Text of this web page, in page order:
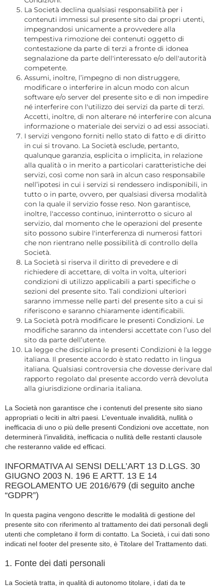
La Società declina qualsiasi responsabilità per i
contenuti immessi sul presente sito dai propri utenti,
impegnandosi unicamente a provvedere alla
tempestiva rimozione dei contenuti oggetto di
contestazione da parte di terzi a fronte di idonea
segnalazione da parte dell'interessato e/o dell'autorità
competente.
Assumi, inoltre, l’impegno di non distruggere,
modificare o interferire in alcun modo con alcun
software e/o server del presente sito e di non impedire
né interferire con l'utilizzo dei servizi da parte di terzi.
Accetti, inoltre, di non alterare né interferire con alcuna
informazione o materiale dei servizi o ad essi associati.
I servizi vengono forniti nello stato di fatto e di diritto
in cui si trovano. La Società esclude, pertanto,
qualunque garanzia, esplicita o implicita, in relazione
alla qualità o in merito a particolari caratteristiche dei
servizi, così come non sarà in alcun caso responsabile
nell’ipotesi in cui i servizi si rendessero indisponibili, in
tutto o in parte, ovvero, per qualsiasi diversa modalità
con la quale il servizio fosse reso. Non garantisce,
inoltre, l'accesso continuo, ininterrotto o sicuro al
servizio, dal momento che le operazioni del presente
sito possono subire l'interferenza di numerosi fattori
che non rientrano nelle possibilità di controllo della
Società.
La Società si riserva il diritto di prevedere e di
richiedere di accettare, di volta in volta, ulteriori
condizioni di utilizzo applicabili a parti specifiche o
sezioni del presente sito. Tali condizioni ulteriori
saranno immesse nelle parti del presente sito a cui si
riferiscono e saranno chiaramente identificabili.
La Società potrà modificare le presenti Condizioni. Le
modifiche saranno da intendersi accettate con l’uso del
sito da parte dell’utente.
La legge che disciplina le presenti Condizioni è la legge
italiana. Il presente accordo è stato redatto in lingua
italiana. Qualsiasi controversia che dovesse derivare dal
rapporto regolato dal presente accordo verrà devoluta
alla giurisdizione ordinaria italiana.
La Società non garantisce che i contenuti del presente sito siano
appropriati o leciti in altri paesi. L’eventuale invalidità, nullità o
inefficacia di uno o più delle presenti Condizioni ove accettate, non
determinerà l’invalidità, inefficacia o nullità delle restanti clausole
che resteranno valide ed efficaci.
INFORMATIVA AI SENSI DELL’ART 13 D.LGS. 30
GIUGNO 2003 N. 196 E ARTT. 13 E 14
REGOLAMENTO UE 2016/679 (di seguito anche
“GDPR”)
In questa pagina vengono descritte le modalità di gestione del
presente sito con riferimento al trattamento dei dati personali degli
utenti che completano il form di contatto. La Società, i cui dati sono
indicati nel footer del presente sito, è Titolare del Trattamento dati.
1. Fonte dei dati personali
La Società tratta, in qualità di autonomo titolare, i dati da te